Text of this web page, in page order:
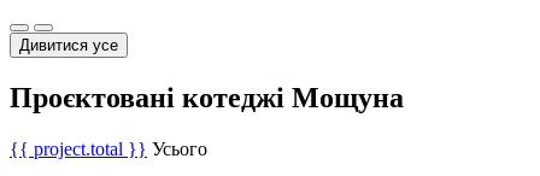
Дивитися усе
Проєктовані котеджі Мощуна
{{ project.total }} Усього